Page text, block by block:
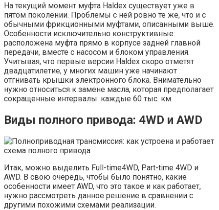
На текущий момент муфта Haldex существует уже в
пятом поколении. Проблемы с ней ровно те же, что и с
обычными фрикционными муфтами, описанными выше.
Особенности исключительно конструктивные:
расположена муфта прямо в корпусе задней главной
передачи, вместе с насосом и блоком управления.
Учитывая, что первые версии Haldex скоро отметят
двадцатилетие, у многих машин уже начинают
отгнивать крышки электронного блока. Внимательно
нужно относиться к замене масла, которая предполагает
сокращенные интервалы: каждые 60 тыс. км.
Виды полного привода: 4WD и AWD
Итак, можно выделить Full-time4WD, Part-time 4WD и
AWD. В свою очередь, чтобы было понятно, какие
особенности имеет AWD, что это такое и как работает,
нужно рассмотреть данное решение в сравнении с
другими похожими схемами реализации.